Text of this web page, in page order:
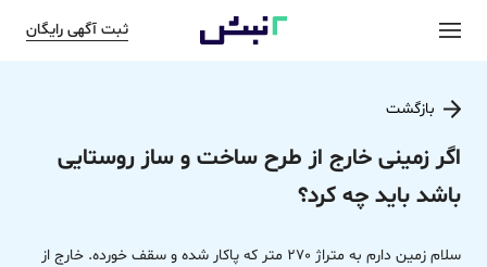
ثبت آگهی رایگان
بازگشت
اگر زمینی خارج از طرح ساخت و ساز روستایی
باشد باید چه کرد؟
سلام زمین دارم به متراژ 270 متر که پاکار شده و سقف خورده. خارج از